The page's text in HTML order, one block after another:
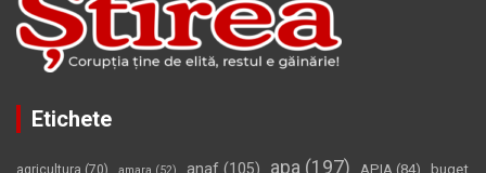
Etichete
apa (197) APIA (84)
buget